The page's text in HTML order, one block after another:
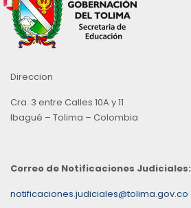
Direccion
Cra. 3 entre Calles 10A y 11
Ibagué – Tolima – Colombia
Correo de Notificaciones Judiciales:
notificaciones.judiciales@tolima.gov.co